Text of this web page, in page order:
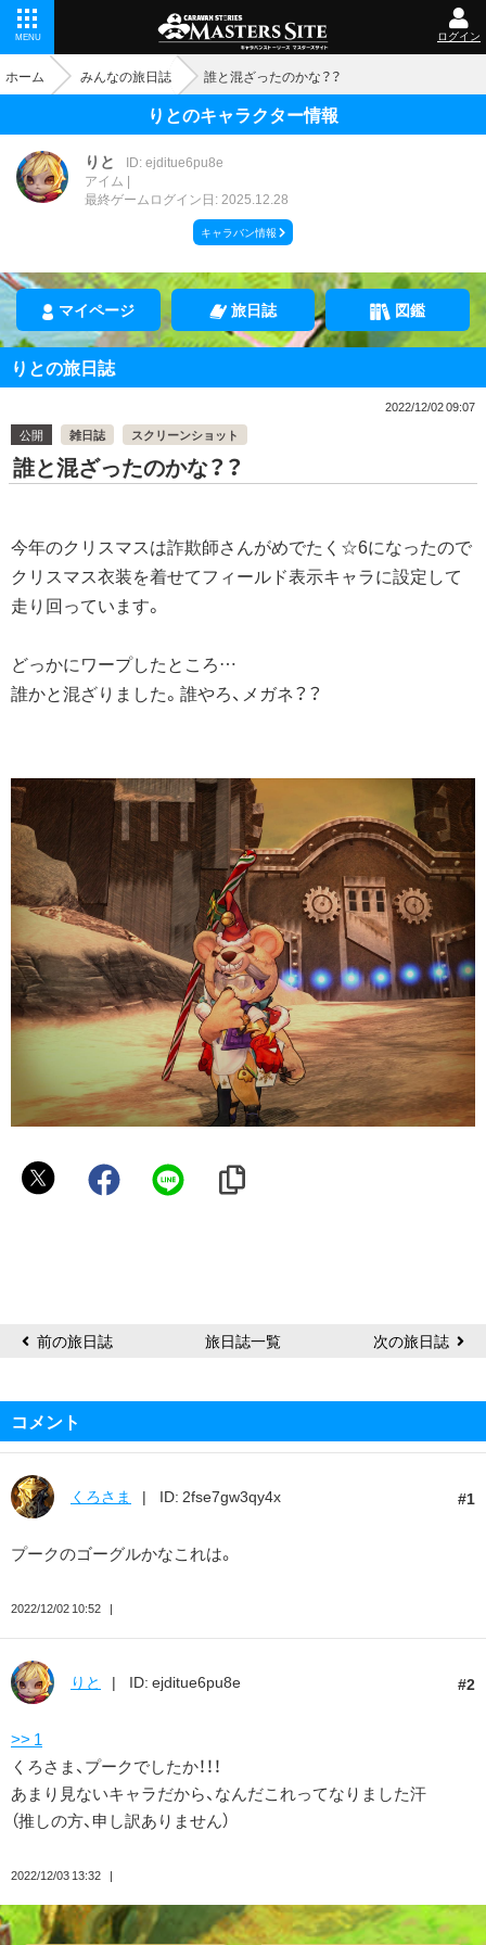
MENU ログイン
ホーム みんなの旅日誌 誰と混ざったのかな？？
りとのキャラクター情報
りと
ID: ejditue6pu8e
アイム
最終ゲームログイン日: 2025.12.28
キャラバン情報
マイページ 旅日誌 図鑑
りとの旅日誌
2022/12/02 09:07
公開
雑日誌 スクリーンショット
誰と混ざったのかな？？
今年のクリスマスは詐欺師さんがめでたく☆6になったので
クリスマス衣装を着せてフィールド表示キャラに設定して
走り回っています。
どっかにワープしたところ…
誰かと混ざりました。誰やろ、メガネ？？
り
前の旅日誌 旅日誌一覧 次の旅日誌
コメント
1
くろさま ID: 2fse7gw3qy4x
プークのゴーグルかなこれは。
2022/12/02 10:52
2
りと ID: ejditue6pu8e
>> 1
くろさま、プークでしたか！！！
あまり見ないキャラだから、なんだこれってなりました汗
（推しの方、申し訳ありません）
2022/12/03 13:32